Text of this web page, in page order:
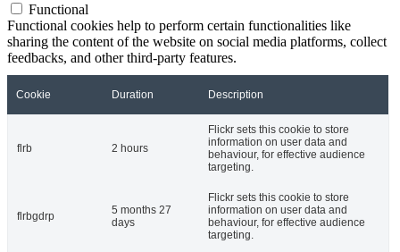
Functional
Functional cookies help to perform certain functionalities like
sharing the content of the website on social media platforms, collect
feedbacks, and other third-party features.
Cookie Duration Description
flrb 2 hours
Flickr sets this cookie to store
information on user data and
behaviour, for effective audience
targeting.
flrbgdrp
5 months 27
days
Flickr sets this cookie to store
information on user data and
behaviour, for effective audience
targeting.